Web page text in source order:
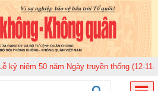
Ngày truyền thống (12-11-1975/12-11-